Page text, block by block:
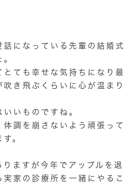
話になっている先輩の結婚式
とても幸せな気持ちになり最
吹き飛ぶくらいに心が温まり
いものですね。
体調を崩さないよう頑張って
。
りますが今年でアップルを退
実家の診療所を一緒にやるこ